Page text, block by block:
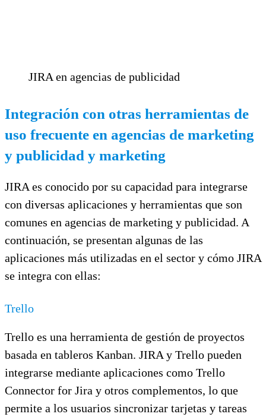
JIRA en agencias de publicidad
Integración con otras herramientas de
uso frecuente en agencias de marketing
y publicidad y marketing
JIRA es conocido por su capacidad para integrarse
con diversas aplicaciones y herramientas que son
comunes en agencias de marketing y publicidad. A
continuación, se presentan algunas de las
aplicaciones más utilizadas en el sector y cómo JIRA
se integra con ellas:
Trello
Trello es una herramienta de gestión de proyectos
basada en tableros Kanban. JIRA y Trello pueden
integrarse mediante aplicaciones como Trello
Connector for Jira y otros complementos, lo que
permite a los usuarios sincronizar tarjetas y tareas